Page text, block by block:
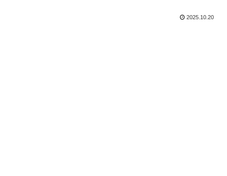
2025.10.20